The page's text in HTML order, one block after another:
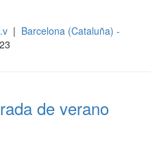
| Barcelona (Cataluña) -
de verano